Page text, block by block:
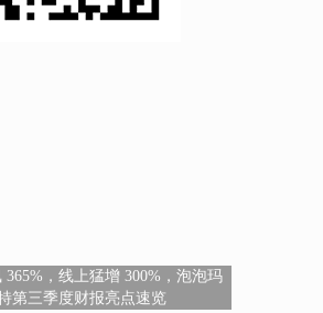
365%，线上猛增 300%，泡泡玛
第三季度财报亮点速览